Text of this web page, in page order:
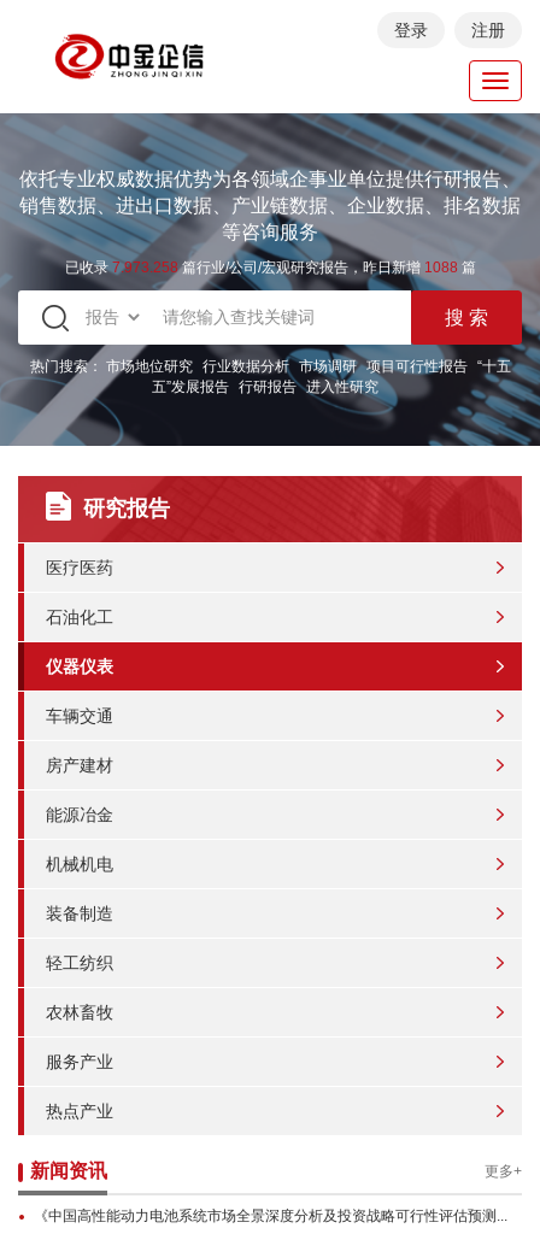
登录 注册
依托专业权威数据优势为各领域企事业单位提供行研报告、
销售数据、进出口数据、产业链数据、企业数据、排名数据
等咨询服务
已收录7.973.258篇行业/公司/宏观研究报告，昨日新增 1088 篇
热门搜索： 市场地位研究 行业数据分析 市场调研 项目可行性报告
“十五
五”发展报告 行研报告 进入性研究
研究报告
医疗医药
石油化工
仪器仪表
车辆交通
房产建材
能源冶金
机械机电
装备制造
轻工纺织
农林畜牧
服务产业
热点产业
新闻资讯 更多+
《中国高性能动力电池系统市场全景深度分析及投资战略可行性评估预测...